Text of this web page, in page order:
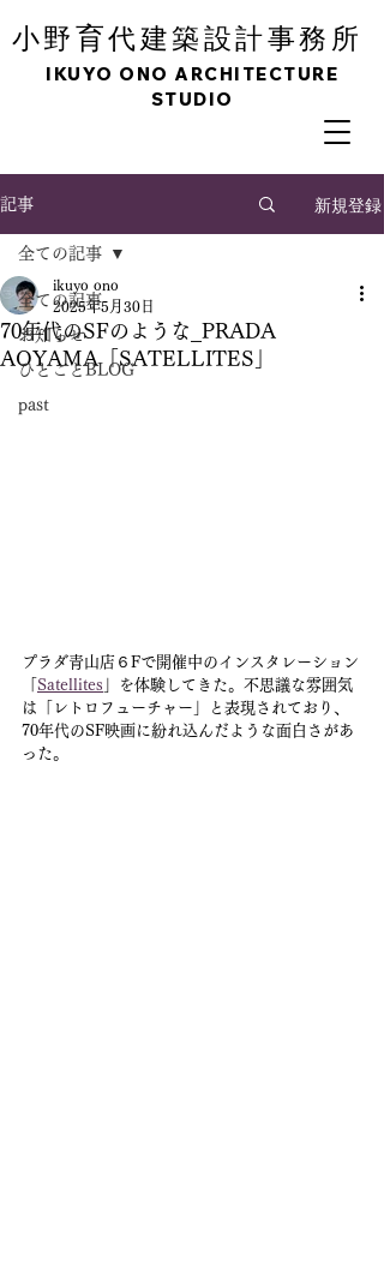
小野育代建築設計事務所
IKUYO ONO ARCHITECTURE
STUDIO
記事 新規登録
全ての記事
お知らせ
ひとことBLOG
past
全ての記事
70年代のSFのような_PRADA
AOYAMA「SATELLITES」
ikuyo ono
2025年5月30日
プラダ青山店６Fで開催中のインスタレーション
Satellites 」を体験してきた。不思議な雰囲気
は「レトロフューチャー」と表現されており、
70年代のSF映画に紛れ込んだような面白さがあ
った。